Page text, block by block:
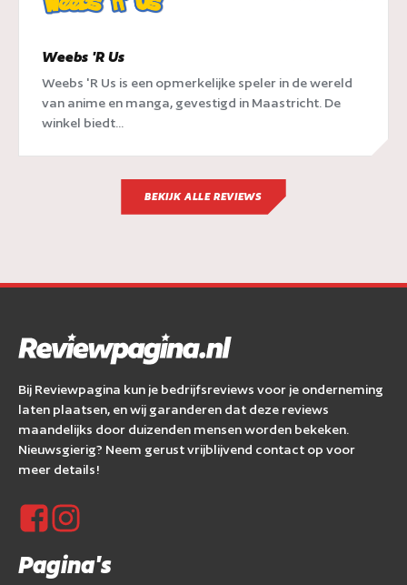
Weebs 'R Us
Weebs 'R Us is een opmerkelijke speler in de wereld
van anime en manga, gevestigd in Maastricht. De
winkel biedt...
BEKIJK ALLE REVIEWS
Bij Reviewpagina kun je bedrijfsreviews voor je onderneming
laten plaatsen, en wij garanderen dat deze reviews
maandelijks door duizenden mensen worden bekeken.
Nieuwsgierig? Neem gerust vrijblijvend contact op voor
meer details!
Pagina's